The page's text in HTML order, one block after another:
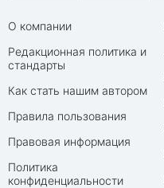
О компании
Редакционная политика и
стандарты
Как стать нашим автором
Правила пользования
Правовая информация
Политика
конфиденциальности